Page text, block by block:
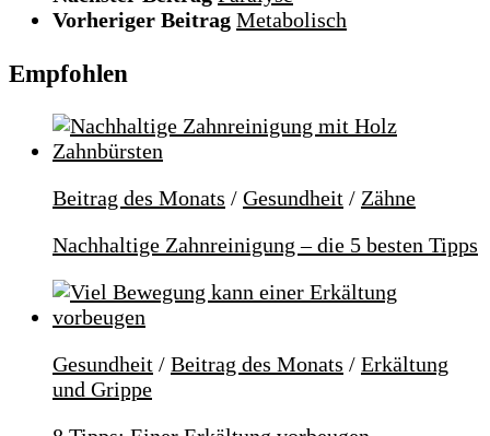
Vorheriger Beitrag Metabolisch
Empfohlen
Beitrag des Monats / Gesundheit / Zähne
Nachhaltige Zahnreinigung – die 5 besten Tipps
Gesundheit / Beitrag des Monats / Erkältung
und Grippe